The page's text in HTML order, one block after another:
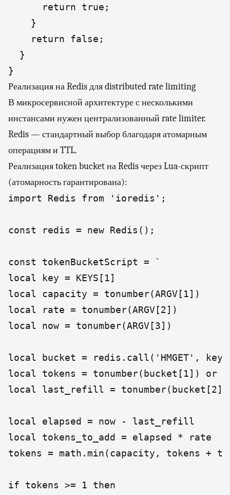
      return true;
    }
    return false;
  }
}
Реализация на Redis для distributed rate limiting
В микросервисной архитектуре с несколькими
инстансами нужен централизованный rate limiter.
Redis — стандартный выбор благодаря атомарным
операциям и TTL.
Реализация token bucket на Redis через Lua-скрипт
(атомарность гарантирована):
import Redis from 'ioredis';
const redis = new Redis();
const tokenBucketScript = `
local key = KEYS[1]
local capacity = tonumber(ARGV[1])
local rate = tonumber(ARGV[2])
local now = tonumber(ARGV[3])
local bucket = redis.call('HMGET',
local tokens = tonumber(bucket[1]) or
local last_refill = tonumber(bucket[2])
local elapsed = now - last_refill
local tokens_to_add = elapsed * rate
tokens = math.min(capacity, tokens +
if tokens >= 1 then